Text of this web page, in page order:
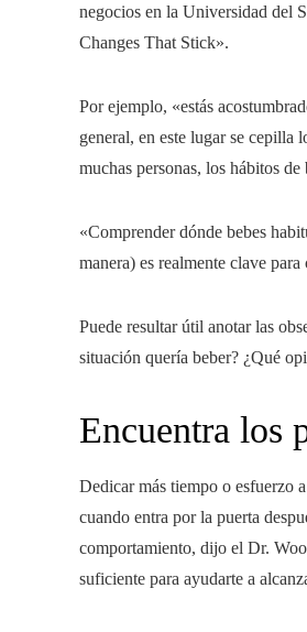
negocios en la Universidad del
Changes That Stick».
Por ejemplo, «estás
general, en este lugar se cepilla
muchas personas, los hábitos
«Comprender dónde bebes
manera) es realmente clave
Puede resultar útil anotar las
situación quería beber? ¿Qué
Encuentra los
Dedicar más tiempo o esfuerzo
cuando entra por la puerta
comportamiento, dijo el Dr.
suficiente para ayudarte a